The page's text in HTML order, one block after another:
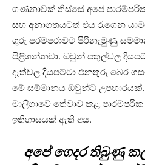
ගණනාවක් තිස්සේ අපේ
සහ අනාගතයටත් එය රැගෙන
ගුරු පරම්පරාවට පිරිනැමුණු
පිළිගන්නවා. ඔවුන් පතුල්වල
දෑත්වල දියපට්ටා එනතුරු බෙර
මේ සම්මානය ඔවුන්ට උපහාරයක්.
මාලිගාවේ තේවාව කළ
ඉතිහාසයක් ඇති අය.
අපේ ගෙදර තිබුණු